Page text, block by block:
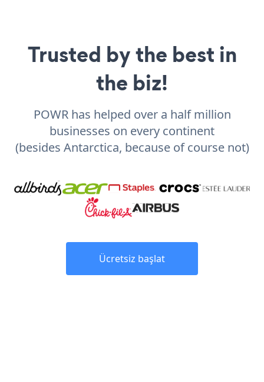
Trusted by the best in
the biz!
POWR has helped over a half million
businesses on every continent
(besides Antarctica, because of course not)
Ücretsiz başlat